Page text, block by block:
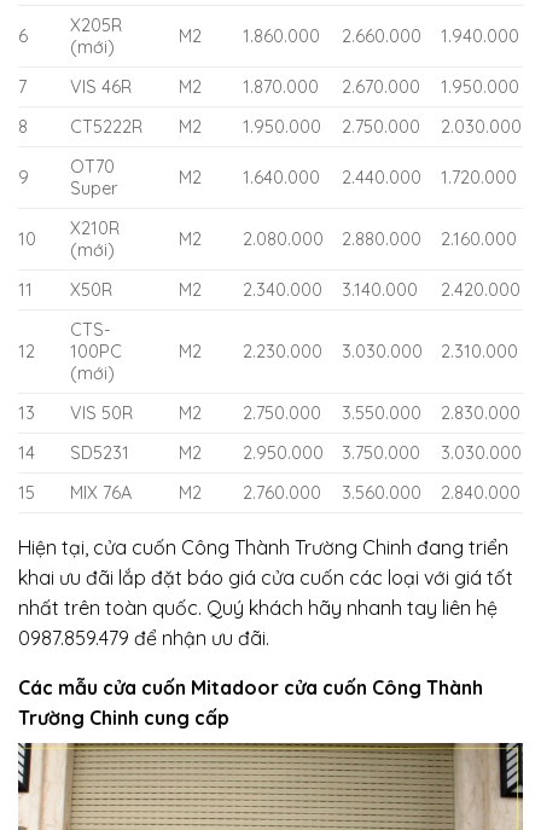
6
X205R
(mới)
M2 1.860.000 2.660.000 1.940.000
7 VIS 46R M2 1.870.000 2.670.000
1.950.000
8
CT5222R M2 1.950.000 2.750.000 2.030.000
9
OT70
Super
M2 1.640.000 2.440.000 1.720.000
10
X210R
(mới)
M2 2.080.000 2.880.000 2.160.000
11 X50R M2 2.340.000 3.140.000 2.420.000
12
CTS-
100PC
(mới)
M2 2.230.000 3.030.000 2.310.000
13 VIS 50R M2 2.750.000 3.550.000
2.830.000
14
SD5231 M2 2.950.000 3.750.000
3.030.000
15
MIX 76A M2 2.760.000 3.560.000 2.840.000
Hiện tại, cửa cuốn Công Thành Trường Chinh đang triển
khai ưu đãi lắp đặt báo giá cửa cuốn các loại với giá tốt
nhất trên toàn quốc. Quý khách hãy nhanh tay liên hệ
0987.859.479 để nhận ưu đãi.
Các mẫu cửa cuốn Mitadoor cửa cuốn Công Thành
Trường Chinh cung cấp